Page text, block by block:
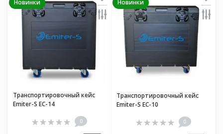
Новинки
Транспортировочный кейс
Emiter-S EC-14
0
Новинки
Транспортировочный кейс
Emiter-S EC-10
0